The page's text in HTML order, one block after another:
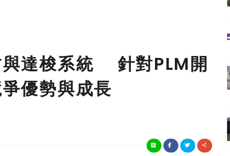
與達梭系統 針對PLM開
優勢與成長